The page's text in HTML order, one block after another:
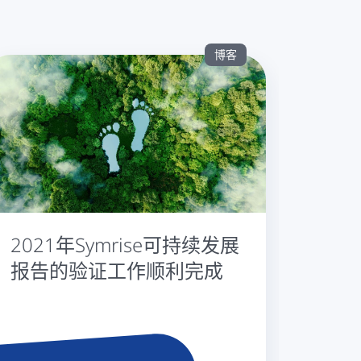
博客
2021年Symrise可持续发展
报告的验证工作顺利完成